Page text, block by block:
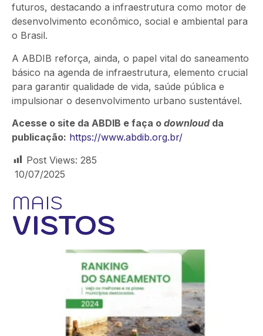
futuros, destacando a infraestrutura como motor de
desenvolvimento econômico, social e ambiental para
o Brasil.
A ABDIB reforça, ainda, o papel vital do saneamento
básico na agenda de infraestrutura, elemento crucial
para garantir qualidade de vida, saúde pública e
impulsionar o desenvolvimento urbano sustentável.
Acesse o site da ABDIB e faça o downloudda
publicação: https://www.abdib.org.br/
Post Views: 285
10/07/2025
MAIS
VISTOS